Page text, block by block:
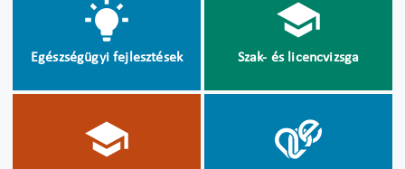
Egészségügyi fejlesztések Szak- és licencvizsga